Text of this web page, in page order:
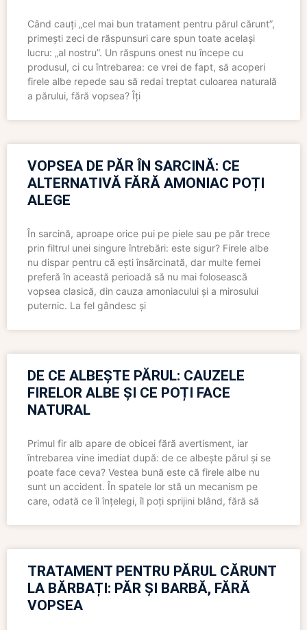
Când cauți „cel mai bun tratament pentru părul cărunt”,
primești zeci de răspunsuri care spun toate același
lucru: „al nostru”. Un răspuns onest nu începe cu
produsul, ci cu întrebarea: ce vrei de fapt, să acoperi
firele albe repede sau să redai treptat culoarea naturală
a părului, fără vopsea? Îți
VOPSEA DE PĂR ÎN SARCINĂ: CE
ALTERNATIVĂ FĂRĂ AMONIAC POȚI
ALEGE
În sarcină, aproape orice pui pe piele sau pe păr trece
prin filtrul unei singure întrebări: este sigur? Firele albe
nu dispar pentru că ești însărcinată, dar multe femei
preferă în această perioadă să nu mai folosească
vopsea clasică, din cauza amoniacului și a mirosului
puternic. La fel gândesc și
DE CE ALBEȘTE PĂRUL: CAUZELE
FIRELOR ALBE ȘI CE POȚI FACE
NATURAL
Primul fir alb apare de obicei fără avertisment, iar
întrebarea vine imediat după: de ce albește părul și se
poate face ceva? Vestea bună este că firele albe nu
sunt un accident. În spatele lor stă un mecanism pe
care, odată ce îl înțelegi, îl poți sprijini blând, fără să
TRATAMENT PENTRU PĂRUL CĂRUNT
LA BĂRBAȚI: PĂR ȘI BARBĂ, FĂRĂ
VOPSEA